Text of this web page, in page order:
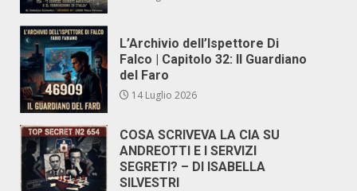
L’Archivio dell’Ispettore Di
Falco | Capitolo 32: Il Guardiano
del Faro
14 Luglio 2026
COSA SCRIVEVA LA CIA SU
ANDREOTTI E I SERVIZI
SEGRETI? – DI ISABELLA
SILVESTRI